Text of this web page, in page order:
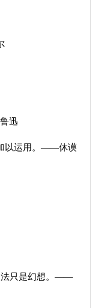
迅
以运用。——休谟
法只是幻想。——